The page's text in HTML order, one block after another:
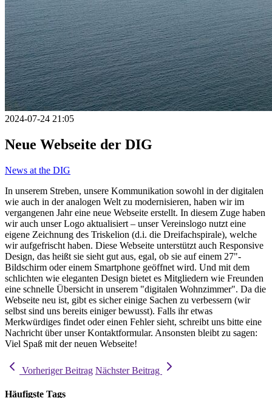
2024-07-24 21:05
Neue Webseite der DIG
News at the DIG
In unserem Streben, unsere Kommunikation sowohl in der digitalen
wie auch in der analogen Welt zu modernisieren, haben wir im
vergangenen Jahr eine neue Webseite erstellt. In diesem Zuge haben
wir auch unser Logo aktualisiert – unser Vereinslogo nutzt eine
eigene Zeichnung des Triskelion (d.i. die Dreifachspirale), welche
wir aufgefrischt haben. Diese Webseite unterstützt auch Responsive
Design, das heißt sie sieht gut aus, egal, ob sie auf einem 27"-
Bildschirm oder einem Smartphone geöffnet wird. Und mit dem
schlichten wie eleganten Design bietet es Mitgliedern wie Freunden
eine schnelle Übersicht in unserem "digitalen Wohnzimmer". Da die
Webseite neu ist, gibt es sicher einige Sachen zu verbessern (wir
selbst sind uns bereits einiger bewusst). Falls ihr etwas
Merkwürdiges findet oder einen Fehler sieht, schreibt uns bitte eine
Nachricht über unserKontaktformular. Ansonsten bleibt zu sagen:
Viel Spaß mit der neuen Webseite!
Vorheriger Beitrag Nächster Beitrag
Häufigste Tags